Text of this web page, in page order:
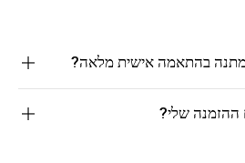
בהתאמה אישית מלאה?
שלי?